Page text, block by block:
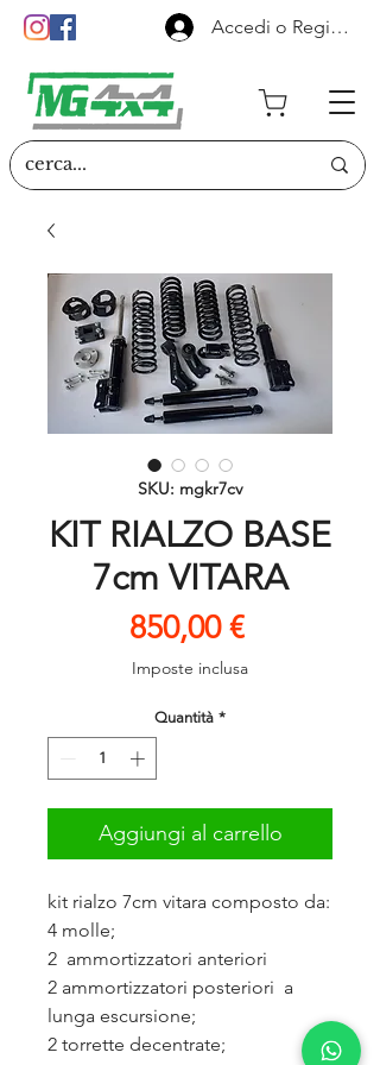
Accedi o Registrati
SKU: mgkr7cv
KIT RIALZO BASE
7cm VITARA
850,00 €Prezzo
Imposte inclusa
Quantità *
Aggiungi al carrello
kit rialzo 7cm vitara composto da:
4 molle;
2 ammortizzatori anteriori
2 ammortizzatori posteriori a
lunga escursione;
2 torrette decentrate;